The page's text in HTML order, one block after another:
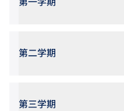
第一学期
第二学期
第三学期